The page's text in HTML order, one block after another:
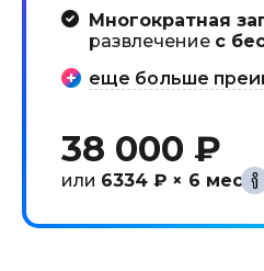
Многократная
развлечение с
еще больше
38 000 ₽
или 6334 ₽ × 6 мес